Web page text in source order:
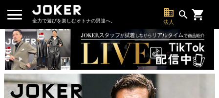
全力で遊びを楽しむオトナの男達へ。
business
法人
search